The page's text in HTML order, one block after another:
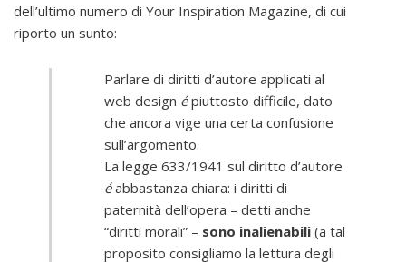
dell’ultimo numero di Your Inspiration Magazine, di cui
riporto un sunto:
Parlare di diritti d’autore applicati al
web design épiuttosto difficile, dato
che ancora vige una certa confusione
sull’argomento.
La legge 633/1941 sul diritto d’autore
éabbastanza chiara: i diritti di
paternità dell’opera – detti anche
“diritti morali” – sono inalienabili (a tal
proposito consigliamo la lettura degli